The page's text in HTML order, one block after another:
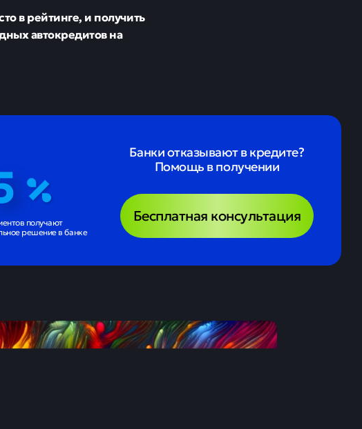
в рейтинге, и получить
автокредитов на
получают
решение в банке
Банки отказывают в кредите?
Помощь в получении
Бесплатная консультация